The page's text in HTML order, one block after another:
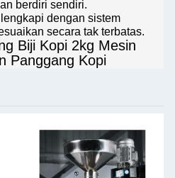
berdiri sendiri.
dengan sistem
secara tak terbatas.
Biji Kopi 2kg Mesin
Panggang Kopi